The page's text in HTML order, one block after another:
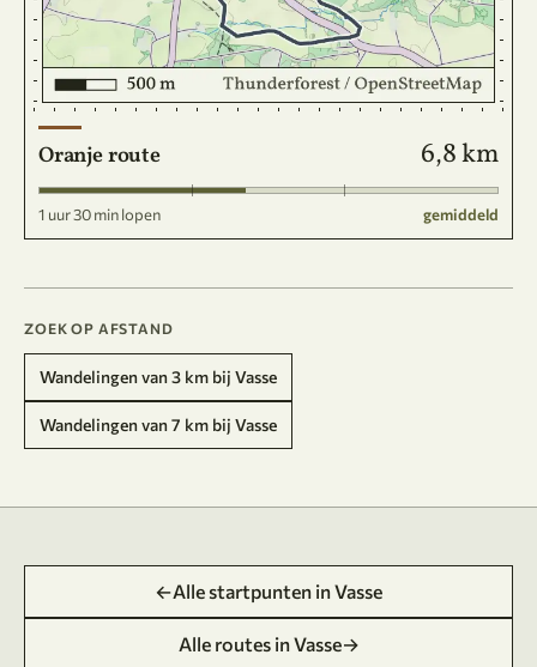
Oranje route 6,8 km
1 uur 30 min lopen gemiddeld
ZOEK OP AFSTAND
Wandelingen van 3 km bij Vasse
Wandelingen van 7 km bij Vasse
←Alle startpunten in Vasse
Alle routes in Vasse→